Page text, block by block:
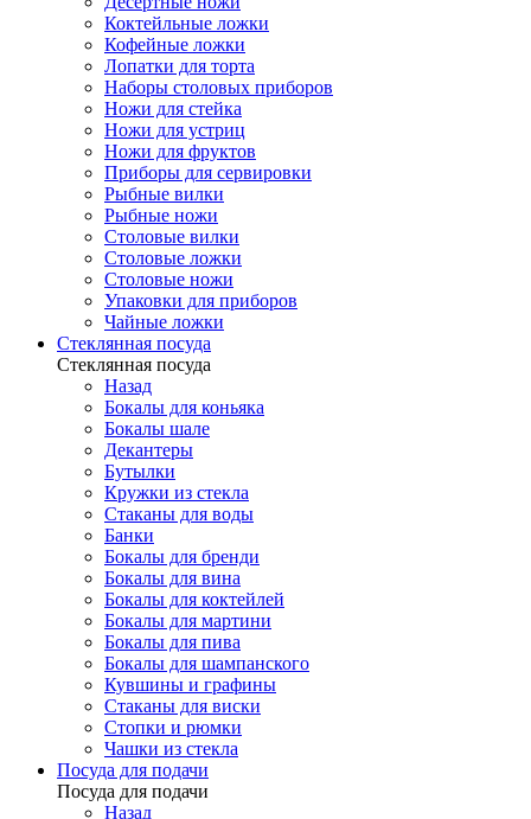
Коктейльные ложки
Кофейные ложки
Лопатки для торта
Наборы столовых приборов
Ножи для стейка
Ножи для устриц
Ножи для фруктов
Приборы для сервировки
Рыбные вилки
Рыбные ножи
Столовые вилки
Столовые ложки
Столовые ножи
Упаковки для приборов
Чайные ложки
Стеклянная посуда
Стеклянная посуда
Назад
Бокалы для коньяка
Бокалы шале
Декантеры
Бутылки
Кружки из стекла
Стаканы для воды
Банки
Бокалы для бренди
Бокалы для вина
Бокалы для коктейлей
Бокалы для мартини
Бокалы для пива
Бокалы для шампанского
Кувшины и графины
Стаканы для виски
Стопки и рюмки
Чашки из стекла
Посуда для подачи
Посуда для подачи
Назад